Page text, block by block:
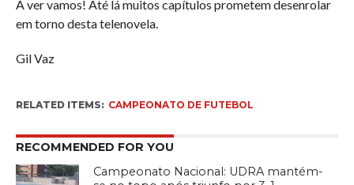
A ver vamos! Até lá muitos capítulos prometem desenrolar
em torno desta telenovela.
Gil Vaz
RELATED ITEMS: CAMPEONATO DE FUTEBOL
RECOMMENDED FOR YOU
Campeonato Nacional: UDRA mantém-